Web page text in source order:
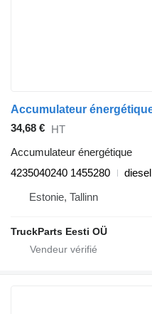
34,68 € HT
Accumulateur énergétique
4235040240 1455280
diesel
Estonie, Tallinn
TruckParts Eesti OÜ